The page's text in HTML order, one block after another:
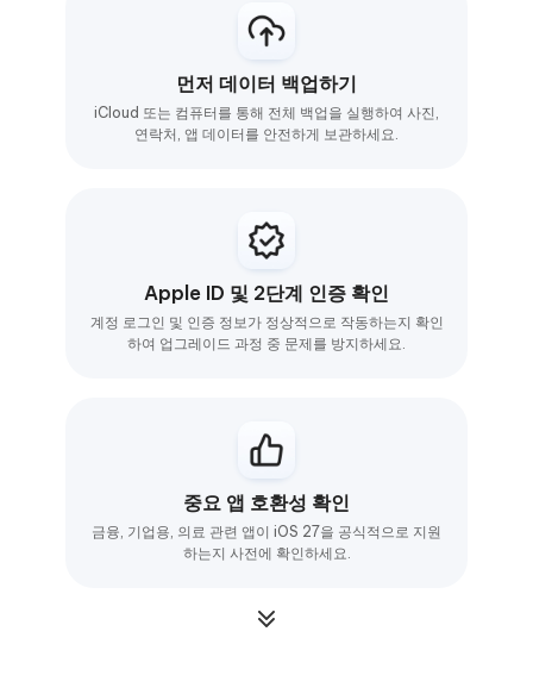
먼저 데이터 백업하기
iCloud 또는 컴퓨터를 통해 전체 백업을 실행하여 사진,
연락처, 앱 데이터를 안전하게 보관하세요.
Apple ID 및 2단계 인증 확인
계정 로그인 및 인증 정보가 정상적으로 작동하는지 확인
하여 업그레이드 과정 중 문제를 방지하세요.
중요 앱 호환성 확인
금융, 기업용, 의료 관련 앱이 iOS 27을 공식적으로 지원
하는지 사전에 확인하세요.